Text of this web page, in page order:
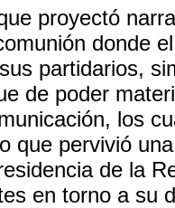
proyectó
donde
partidarios,
de poder
los
que pervivió
de la
en torno a su